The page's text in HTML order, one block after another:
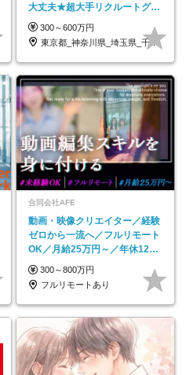
大丈夫★超大手リクルートグル
ープの正社員/sg
300～600万円
東京都_神奈川県_埼玉県_千葉県_大阪府…
合同会社AFE
動画・映像クリエイター／経験
ゼロから一流へ／フルリモート
OK／月給25万円～／年休125
日以上
300～800万円
フルリモートあり